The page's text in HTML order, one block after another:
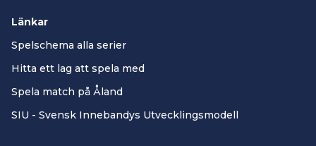
Länkar
Spelschema alla serier
Hitta ett lag att spela med
Spela match på Åland
SIU - Svensk Innebandys Utvecklingsmodell